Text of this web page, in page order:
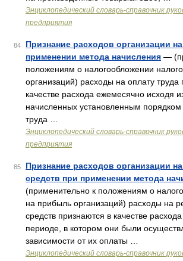
Энциклопедический словарь-справочник
предприятия
84
Признание расходов организации
применении метода начисления —
положениям о налогообложении
организаций) расходы на оплату труда
качестве расхода ежемесячно исходя
начисленных установленным порядком
труда …
Энциклопедический словарь-справочник
предприятия
85
Признание расходов организации
средств при применении метода
(применительно к положениям о
на прибыль организаций) расходы на
средств признаются в качестве
периоде, в котором они были
зависимости от их оплаты …
Энциклопедический словарь-справочник